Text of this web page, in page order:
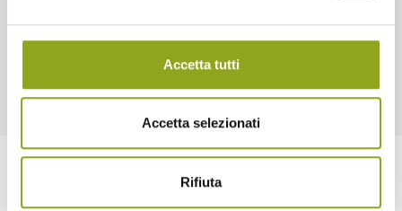
Accetta tutti
Accetta selezionati
Rifiuta
3 4 5